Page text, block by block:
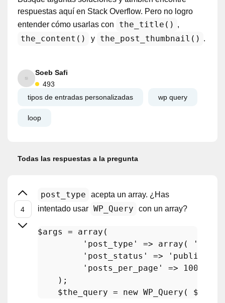
respuestas aquí en Stack Overflow. Pero no logro
entender cómo usarlas con
the_title() ,
the_content() y the_post_thumbnail() .
Soeb Safi
493
tipos de entradas personalizadas
wp query
loop
Todas las respuestas a la pregunta
post_type
acepta un array. ¿Has
intentado usar WP_Query con un array?
$args = array (
'post_type'
=> array (
'post_status'
=> 'publish'
'posts_per_page'
=>
100
    );
$the_query = new WP_Query ( $args